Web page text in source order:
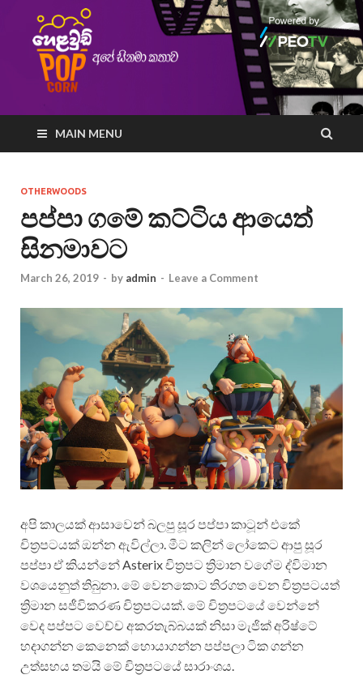
MAIN MENU
OTHERWOODS
පප්පා ගමේ කට්ටිය ආයෙත්
සිනමාවට
March 26, 2019 - by admin - Leave a Comment
අපි කාලයක් ආසාවෙන් බලපු සූර පප්පා කාටූන් එකේ
චිත්‍රපටයක් ඔන්න ඇවිල්ලා. මීට කලින් ලෝකෙට ආපු සූර
පප්පා ඒ කියන්නේ Asterix චිත්‍රපට ත්‍රිමාන වගේම ද්විමාන
වශයෙනුත් තිබුනා. මේ වෙනකොට තිරගත වෙන චිත්‍රපටයත්
ත්‍රිමාන සජීවිකරණ චිත්‍රපටයක්. මේ චිත්‍රපටයේ වෙන්නේ
වෙද පප්පට වෙච්ච අකරතැබ්බයක් නිසා මැජික් අරිෂ්ටේ
හදාගන්න කෙනෙක් හොයාගන්න පප්පලා ටික ගන්න
උත්සහය තමයි මේ චිත්‍රපටයේ සාරාංශය.